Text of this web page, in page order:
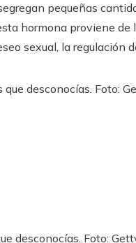
pequeñas
hormona proviene
sexual, la regulación
desconocías. Foto: